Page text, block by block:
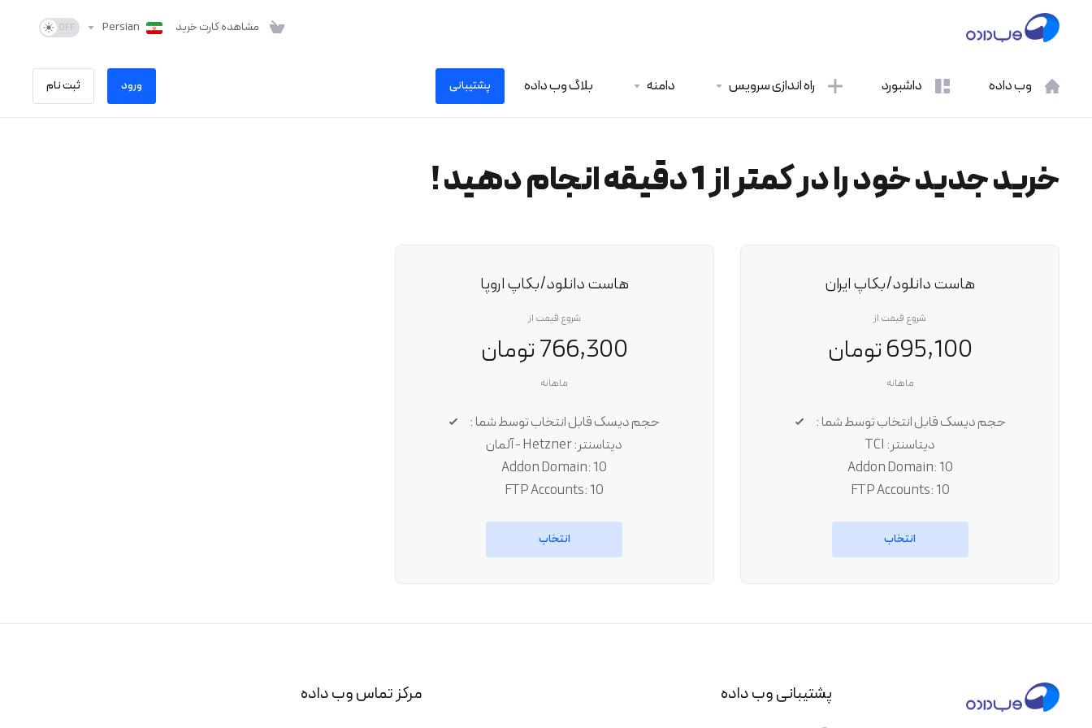
مشاهده کارت خرید Persian
وب داده داشبورد راه اندازی سرویس دامنه بلاگ وب داده پشتیبانی ورود ثبت نام
خرید جدید خود را در کمتر از 1 دقیقه انجام دهید !
هاست دانلود/بکاپ ایران
شروع قیمت از
695,100 تومان
ماهانه
حجم دیسک قابل انتخاب توسط شما :
دیتاسنتر: TCI
Addon Domain: 10
FTP Accounts: 10
انتخاب
هاست دانلود/بکاپ اروپا
شروع قیمت از
766,300 تومان
ماهانه
حجم دیسک قابل انتخاب توسط شما :
دیتاسنتر: Hetzner - آلمان
Addon Domain: 10
FTP Accounts: 10
انتخاب
پشتیبانی وب داده مرکز تماس وب داده